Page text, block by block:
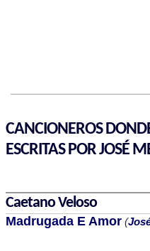
CANCIONEROS
ESCRITAS POR JOSÉ
Caetano Veloso
Madrugada E Amor (